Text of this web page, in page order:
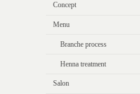
Concept
Menu
Branche process
Henna treatment
Salon